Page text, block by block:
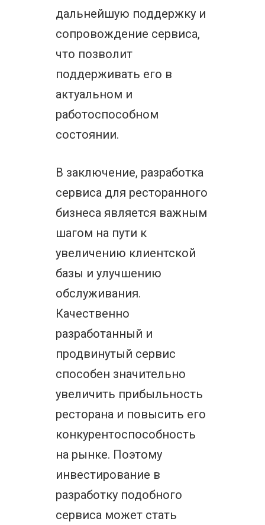
дальнейшую поддержку и
сопровождение сервиса,
что позволит
поддерживать его в
актуальном и
работоспособном
состоянии.
В заключение, разработка
сервиса для ресторанного
бизнеса является важным
шагом на пути к
увеличению клиентской
базы и улучшению
обслуживания.
Качественно
разработанный и
продвинутый сервис
способен значительно
увеличить прибыльность
ресторана и повысить его
конкурентоспособность
на рынке. Поэтому
инвестирование в
разработку подобного
сервиса может стать